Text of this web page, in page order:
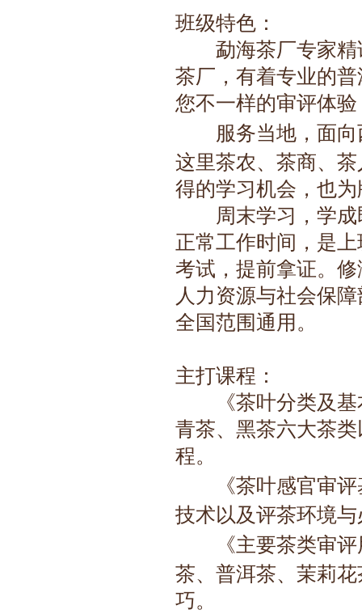
班级特色：
勐海茶厂专家精
茶厂，有着专业的
您不一样的审评体
服务当地，面向
这里茶农、茶商、
得的学习机会，也
周末学习，学成
正常工作时间，是
考试，提前拿证。
人力资源与社会保
全国范围通用。
主打课程：
《茶叶分类及
青茶、黑茶六大茶
程。
《茶叶感官审
技术以及评茶环境
《主要茶类审评
茶、普洱茶、茉莉
巧。